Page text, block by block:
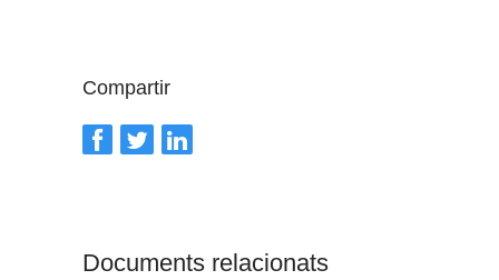
Compartir
Documents relacionats